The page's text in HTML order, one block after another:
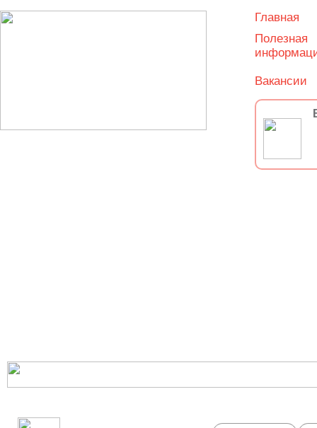
Главная
Полезная
Вакансии